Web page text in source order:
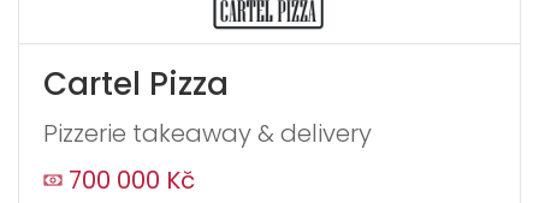
Cartel Pizza
Pizzerie takeaway & delivery
700 000 Kč